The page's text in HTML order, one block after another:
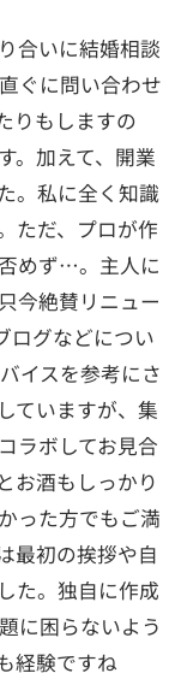
合いに結婚相談
ぐに問い合わせ
りもしますの
。加えて、開業
。私に全く知識
ただ、プロが作
めず…。主人に
今絶賛リニュー
ログなどについ
イスを参考にさ
ていますが、集
ラボしてお見合
お酒もしっかり
った方でもご満
最初の挨拶や自
た。独自に作成
に困らないよう
経験ですね